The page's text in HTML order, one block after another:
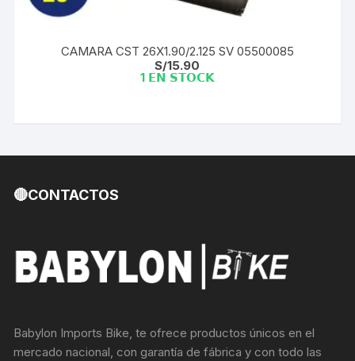
CAMARA CST 26X1.90/2.125 SV 05500085
S/15.90
1 𝗘𝗡 𝗦𝗧𝗢𝗖𝗞
🔴CONTACTOS
Babylon Imports Bike, te ofrece productos únicos en el
mercado nacional, con garantía de fábrica y con todo las